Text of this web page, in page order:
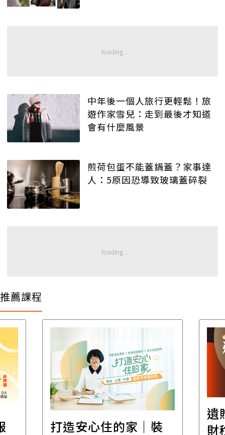
中年後一個人旅行更輕鬆！旅
遊作家雪兒：走到最後才知道
會有什麼風景
煎荷包蛋不能蓋鍋蓋？家事達
人：5原因恐導致玻璃蓋碎裂
推薦課程
打造安心住的家｜裝
遺
財